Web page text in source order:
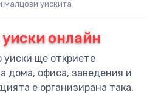
малцови уискита
онлайн
уиски ще откриете
дома, офиса, заведения и
е организирана така,